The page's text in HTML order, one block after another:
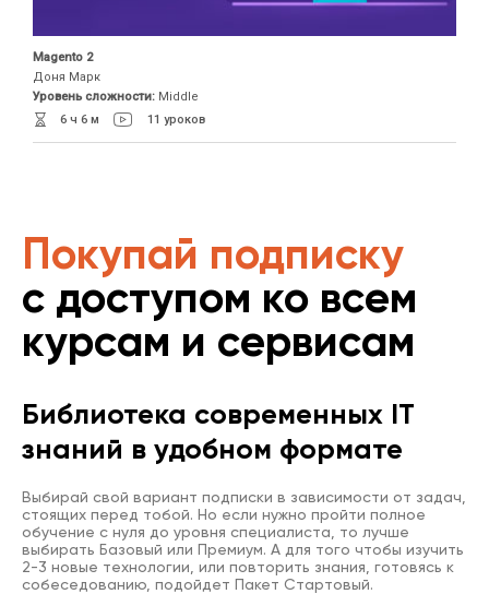
Magento 2
Доня Марк
Уровень сложности: Middle
6 ч 6 м
11 уроков
Покупай подписку
с доступом ко всем
курсам и сервисам
Библиотека современных IT
знаний в удобном формате
Выбирай свой вариант подписки в зависимости от задач,
стоящих перед тобой. Но если нужно пройти полное
обучение с нуля до уровня специалиста, то лучше
выбирать Базовый или Премиум. А для того чтобы изучить
2-3 новые технологии, или повторить знания, готовясь к
собеседованию, подойдет Пакет Стартовый.